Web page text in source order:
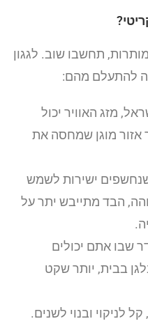
תחשבו שוב. לגגון
להתעלם מהם:
מזג האוויר יכול
אזור מוגן שמחסה את
ישירות לשמש
הבד מתייבש יתר על
שבו אתם יכולים
בבית, יותר שקט
קל לניקוי ובנוי לשנים.